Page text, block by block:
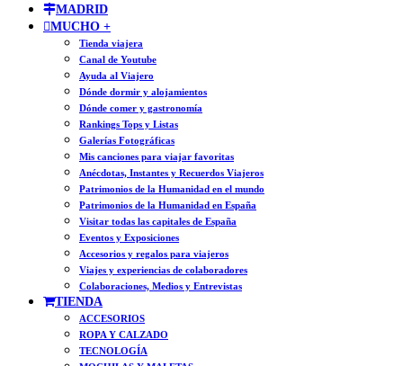
MADRID
MUCHO +
Tienda viajera
Canal de Youtube
Ayuda al Viajero
Dónde dormir y alojamientos
Dónde comer y gastronomía
Rankings Tops y Listas
Galerías Fotográficas
Mis canciones para viajar favoritas
Anécdotas, Instantes y Recuerdos Viajeros
Patrimonios de la Humanidad en el mundo
Patrimonios de la Humanidad en España
Visitar todas las capitales de España
Eventos y Exposiciones
Accesorios y regalos para viajeros
Viajes y experiencias de colaboradores
Colaboraciones, Medios y Entrevistas
TIENDA
ACCESORIOS
ROPA Y CALZADO
TECNOLOGÍA